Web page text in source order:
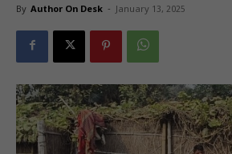
By Author On Desk - January 13, 2025